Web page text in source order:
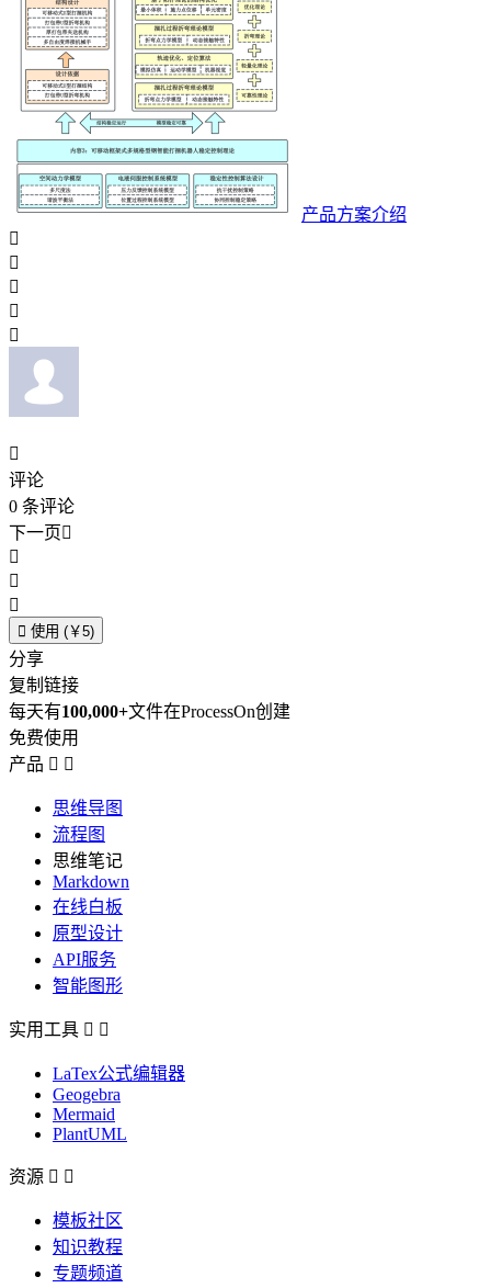
产品方案介绍






评论
0 条评论
下一页



 使用 (￥5)
分享
复制链接
每天有100,000+文件在ProcessOn创建
免费使用
产品  
思维导图
流程图
思维笔记
Markdown
在线白板
原型设计
API服务
智能图形
实用工具  
LaTex公式编辑器
Geogebra
Mermaid
PlantUML
资源  
模板社区
知识教程
专题频道